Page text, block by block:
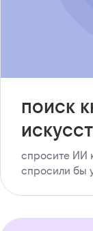
поиск
спросите ИИ
спросили бы